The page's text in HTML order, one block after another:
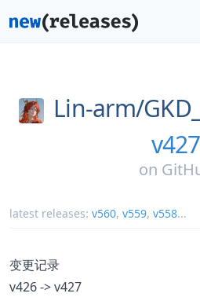
Lin-arm/
v427
on
latest releases: v560, v559, v558...
变更记录
v426 -> v427